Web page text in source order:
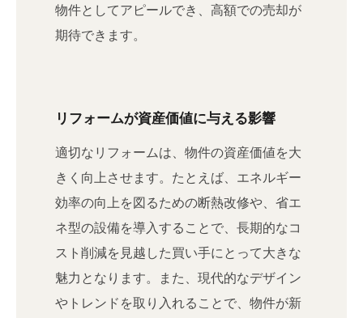
物件としてアピールでき、高額での売却が
期待できます。
リフォームが資産価値に与える影響
適切なリフォームは、物件の資産価値を大
きく向上させます。たとえば、エネルギー
効率の向上を図るための断熱改修や、省エ
ネ型の設備を導入することで、長期的なコ
スト削減を見越した買い手にとって大きな
魅力となります。また、現代的なデザイン
やトレンドを取り入れることで、物件が新